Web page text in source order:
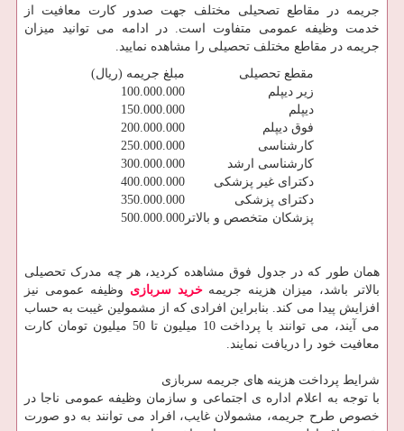
جریمه در مقاطع تصحیلی مختلف جهت صدور کارت معافیت از
خدمت وظیفه عمومی متفاوت است. در ادامه می توانید میزان
جریمه در مقاطع مختلف تحصیلی را مشاهده نمایید.
مقطع تحصیلی
مبلغ جریمه (ریال)
زیر دیپلم
100.000.000
دیپلم
150.000.000
فوق دیپلم
200.000.000
کارشناسی
250.000.000
کارشناسی ارشد
300.000.000
دکترای غیر پزشکی
400.000.000
دکترای پزشکی
350.000.000
پزشکان متخصص و بالاتر500.000.000
همان طور که در جدول فوق مشاهده کردید، هر چه مدرک تحصیلی
بالاتر باشد، میزان هزینه جریمهخرید سربازی وظیفه عمومی نیز
افزایش پیدا می کند. بنابراین افرادی که از مشمولین غیبت به حساب
می آیند، می توانند با پرداخت 10 میلیون تا 50 میلیون تومان کارت
معافیت خود را دریافت نمایند.
شرایط پرداخت هزینه های جریمه سربازی
با توجه به اعلام اداره ی اجتماعی و سازمان وظیفه عمومی ناجا در
خصوص طرح جریمه، مشمولان غایب، افراد می توانند به دو صورت